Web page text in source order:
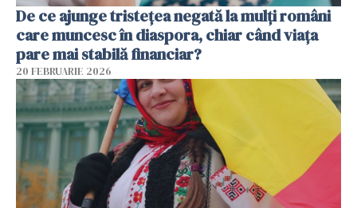
De ce ajunge tristețea negată la mulți români
care muncesc în diaspora, chiar când viața
pare mai stabilă financiar?
20 FEBRUARIE 2026